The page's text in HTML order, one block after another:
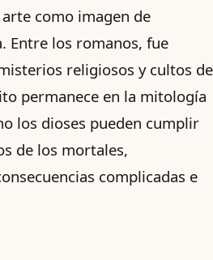
como imagen de
Entre los romanos, fue
religiosos y cultos de
permanece en la mitología
los dioses pueden cumplir
de los mortales,
complicadas e